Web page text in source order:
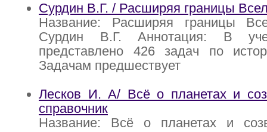
Сурдин В.Г. / Расширяя границы
Название: Расширяя границы
Сурдин В.Г. Аннотация: В
представлено 426 задач по
Задачам предшествует
Лесков И. А/ Всё о планетах и
справочник
Название: Всё о планетах и